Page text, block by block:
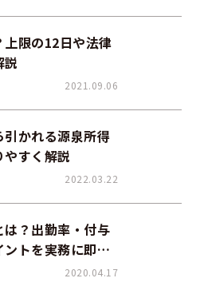
限の12日や法律
説
2021.09.06
かれる源泉所得
すく解説
2022.03.22
？出勤率・付与
トを実務に即し
2020.04.17